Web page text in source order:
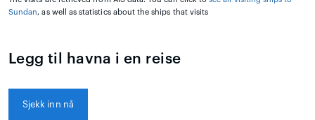
Sundan, as well as statistics about the ships that visits
Legg til havna i en reise
Sjekk inn nå